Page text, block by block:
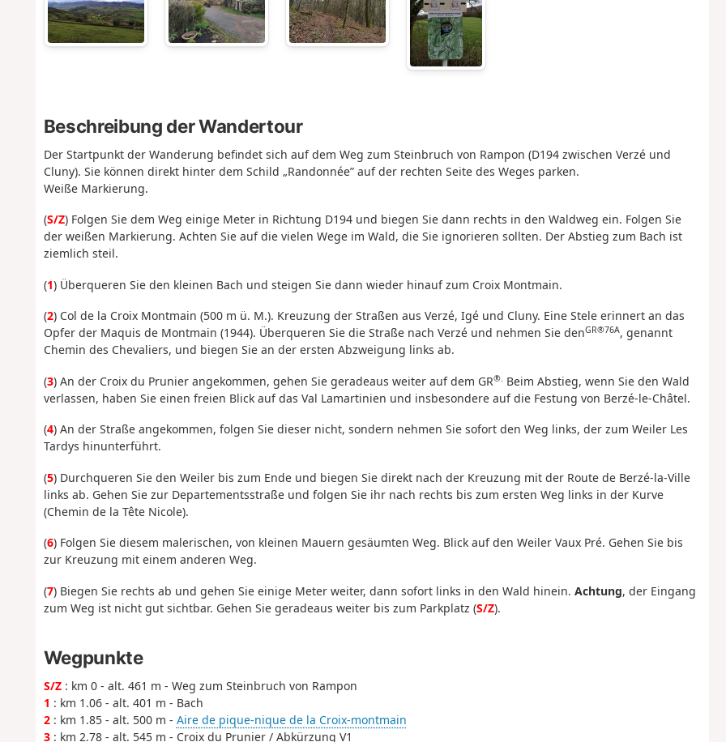
Beschreibung der Wandertour
Der Startpunkt der Wanderung befindet sich auf dem Weg zum Steinbruch von Rampon (D194 zwischen Verzé und
Cluny). Sie können direkt hinter dem Schild „Randonnée” auf der rechten Seite des Weges parken.
Weiße Markierung.
(S/Z) Folgen Sie dem Weg einige Meter in Richtung D194 und biegen Sie dann rechts in den Waldweg ein. Folgen Sie
der weißen Markierung. Achten Sie auf die vielen Wege im Wald, die Sie ignorieren sollten. Der Abstieg zum Bach ist
ziemlich steil.
(1) Überqueren Sie den kleinen Bach und steigen Sie dann wieder hinauf zum Croix Montmain.
(2) Col de la Croix Montmain (500 m ü. M.). Kreuzung der Straßen aus Verzé, Igé und Cluny. Eine Stele erinnert an das
Opfer der Maquis de Montmain (1944). Überqueren Sie die Straße nach Verzé und nehmen Sie denGR®76A, genannt
Chemin des Chevaliers, und biegen Sie an der ersten Abzweigung links ab.
(3) An der Croix du Prunier angekommen, gehen Sie geradeaus weiter auf dem GR®. Beim Abstieg, wenn Sie den Wald
verlassen, haben Sie einen freien Blick auf das Val Lamartinien und insbesondere auf die Festung von Berzé-le-Châtel.
(4) An der Straße angekommen, folgen Sie dieser nicht, sondern nehmen Sie sofort den Weg links, der zum Weiler Les
Tardys hinunterführt.
(5) Durchqueren Sie den Weiler bis zum Ende und biegen Sie direkt nach der Kreuzung mit der Route de Berzé-la-Ville
links ab. Gehen Sie zur Departementsstraße und folgen Sie ihr nach rechts bis zum ersten Weg links in der Kurve
(Chemin de la Tête Nicole).
(6) Folgen Sie diesem malerischen, von kleinen Mauern gesäumten Weg. Blick auf den Weiler Vaux Pré. Gehen Sie bis
zur Kreuzung mit einem anderen Weg.
(7) Biegen Sie rechts ab und gehen Sie einige Meter weiter, dann sofort links in den Wald hinein. Achtung, der Eingang
zum Weg ist nicht gut sichtbar. Gehen Sie geradeaus weiter bis zum Parkplatz (S/Z).
Wegpunkte
S/Z: km 0 - alt. 461 m - Weg zum Steinbruch von Rampon
1 : km 1.06 - alt. 401 m - Bach
2: km 1.85 - alt. 500 m - Aire de pique-nique de la Croix-montmain
3: km 2.78 - alt. 545 m - Croix du Prunier / Abkürzung V1